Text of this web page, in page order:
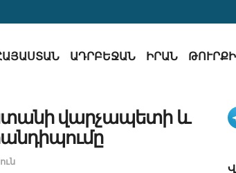
ԱԴՐԲԵՋԱՆ ԻՐԱՆ
վարչապետի և